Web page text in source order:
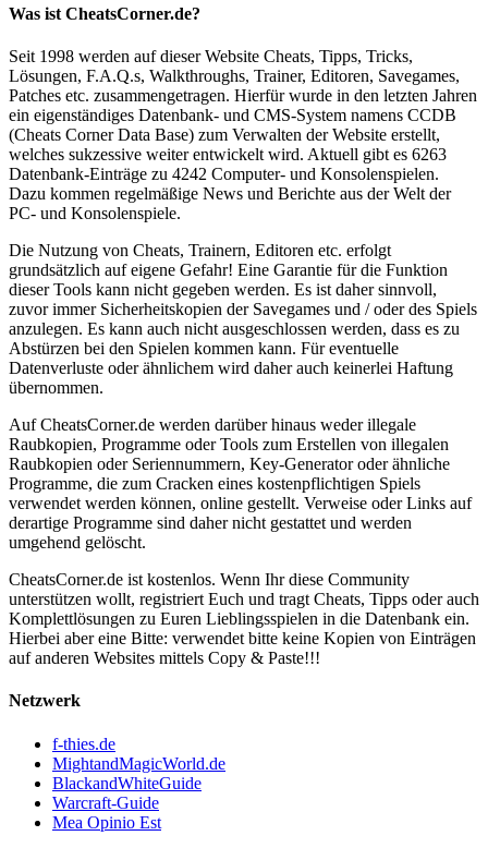
Was ist CheatsCorner.de?
Seit 1998 werden auf dieser Website Cheats, Tipps, Tricks,
Lösungen, F.A.Q.s, Walkthroughs, Trainer, Editoren, Savegames,
Patches etc. zusammengetragen. Hierfür wurde in den letzten Jahren
ein eigenständiges Datenbank- und CMS-System namens CCDB
(Cheats Corner Data Base) zum Verwalten der Website erstellt,
welches sukzessive weiter entwickelt wird. Aktuell gibt es 6263
Datenbank-Einträge zu 4242 Computer- und Konsolenspielen.
Dazu kommen regelmäßige News und Berichte aus der Welt der
PC- und Konsolenspiele.
Die Nutzung von Cheats, Trainern, Editoren etc. erfolgt
grundsätzlich auf eigene Gefahr! Eine Garantie für die Funktion
dieser Tools kann nicht gegeben werden. Es ist daher sinnvoll,
zuvor immer Sicherheitskopien der Savegames und / oder des Spiels
anzulegen. Es kann auch nicht ausgeschlossen werden, dass es zu
Abstürzen bei den Spielen kommen kann. Für eventuelle
Datenverluste oder ähnlichem wird daher auch keinerlei Haftung
übernommen.
Auf CheatsCorner.de werden darüber hinaus weder illegale
Raubkopien, Programme oder Tools zum Erstellen von illegalen
Raubkopien oder Seriennummern, Key-Generator oder ähnliche
Programme, die zum Cracken eines kostenpflichtigen Spiels
verwendet werden können, online gestellt. Verweise oder Links auf
derartige Programme sind daher nicht gestattet und werden
umgehend gelöscht.
CheatsCorner.de ist kostenlos. Wenn Ihr diese Community
unterstützen wollt, registriert Euch und tragt Cheats, Tipps oder auch
Komplettlösungen zu Euren Lieblingsspielen in die Datenbank ein.
Hierbei aber eine Bitte: verwendet bitte keine Kopien von Einträgen
auf anderen Websites mittels Copy & Paste!!!
Netzwerk
f-thies.de
MightandMagicWorld.de
BlackandWhiteGuide
Warcraft-Guide
Mea Opinio Est